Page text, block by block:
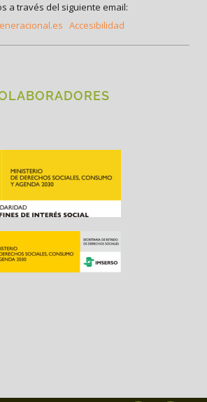
a través del siguiente email:
Accesibilidad